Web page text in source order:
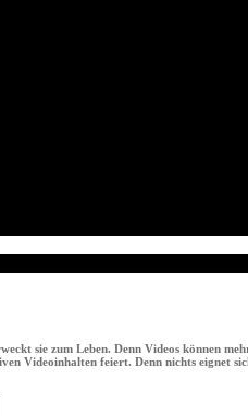
sie zum Leben. Denn Videos können
Videoinhalten feiert. Denn nichts eignet